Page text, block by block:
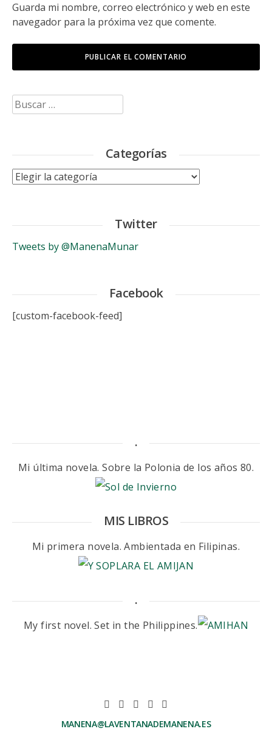
Guarda mi nombre, correo electrónico y web en este
navegador para la próxima vez que comente.
Buscar:
Categorías
Categorías
Twitter
Tweets by @ManenaMunar
Facebook
[custom-facebook-feed]
.
Mi última novela. Sobre la Polonia de los años 80.
MIS LIBROS
Mi primera novela. Ambientada en Filipinas.
.
My first novel. Set in the Philippines.
MANENA@LAVENTANADEMANENA.ES